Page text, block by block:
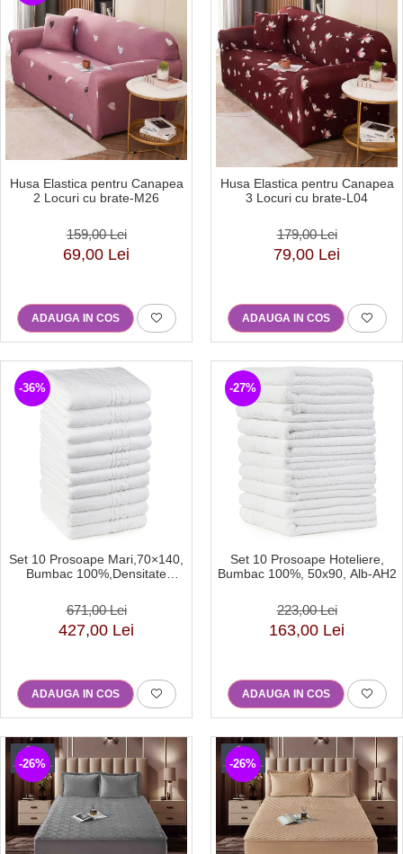
Husa Elastica pentru Canapea
2 Locuri cu brate-M26
159,00 Lei
69,00 Lei
ADAUGA IN COS
Husa Elastica pentru Canapea
3 Locuri cu brate-L04
179,00 Lei
79,00 Lei
ADAUGA IN COS
-36%
Set 10 Prosoape Mari,70×140,
Bumbac 100%,Densitate
671,00 Lei
427,00 Lei
ADAUGA IN COS
-27%
Set 10 Prosoape Hoteliere,
Bumbac 100%, 50x90, Alb-AH2
223,00 Lei
163,00 Lei
ADAUGA IN COS
-26% -26%